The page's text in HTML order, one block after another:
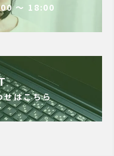
～ 18:00
せはこちら